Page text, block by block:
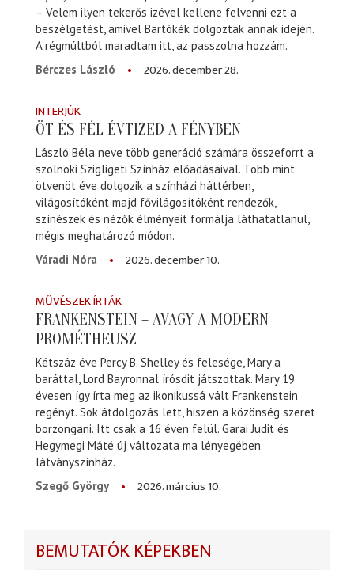
– Velem ilyen tekerős izével kellene felvenni ezt a
beszélgetést, amivel Bartókék dolgoztak annak idején.
A régmúltból maradtam itt, az passzolna hozzám.
Bérczes László
2026. december 28.
INTERJÚK
ÖT ÉS FÉL ÉVTIZED A FÉNYBEN
László Béla neve több generáció számára összeforrt a
szolnoki Szigligeti Színház előadásaival. Több mint
ötvenöt éve dolgozik a színházi háttérben,
világosítóként majd fővilágosítóként rendezők,
színészek és nézők élményeit formálja láthatatlanul,
mégis meghatározó módon.
Váradi Nóra
2026. december 10.
MŰVÉSZEK ÍRTÁK
FRANKENSTEIN – AVAGY A MODERN
PROMÉTHEUSZ
Kétszáz éve Percy B. Shelley és felesége, Mary a
baráttal, Lord Bayronnal írósdit játszottak. Mary 19
évesen így írta meg az ikonikussá vált Frankenstein
regényt. Sok átdolgozás lett, hiszen a közönség szeret
borzongani. Itt csak a 16 éven felül. Garai Judit és
Hegymegi Máté új változata ma lényegében
látványszínház.
Szegő György
2026. március 10.
BEMUTATÓK KÉPEKBEN